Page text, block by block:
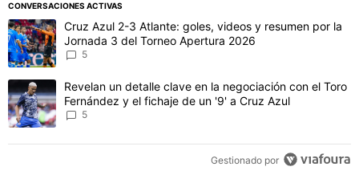
CONVERSACIONES ACTIVAS
Este listado muestra los artículos con más comentarios en los
Un artículo de tendencia con el título "Cruz Azul 2-3 Atlante:
Cruz Azul 2-3 Atlante: goles, videos y resumen por la
Jornada 3 del Torneo Apertura 2026
5
Un artículo de tendencia con el título "Revelan un detalle clave
Revelan un detalle clave en la negociación con el Toro
Fernández y el fichaje de un '9' a Cruz Azul
5
Gestionado por